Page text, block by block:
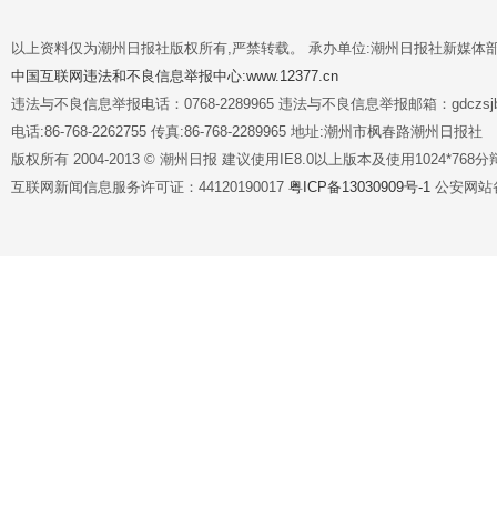
以上资料仅为潮州日报社版权所有,严禁转载。 承办单位:潮州日报社新媒体
中国互联网违法和不良信息举报中心:www.12377.cn
违法与不良信息举报电话：0768-2289965 违法与不良信息举报邮箱：
电话:86-768-2262755 传真:86-768-2289965 地址:潮州市枫春路潮州日报社
版权所有 2004-2013 © 潮州日报 建议使用IE8.0以上版本及使用1024*768分
互联网新闻信息服务许可证：44120190017 粤ICP备13030909号-1 公安网站